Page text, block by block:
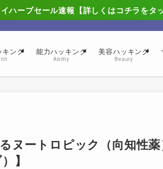
イハーブセール速報【詳しくはコチラをタ
キング 能力ハッキング
Ability
美容ハッキング
Beauty
ヌートロピック（向知性
】